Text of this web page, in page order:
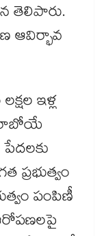
తెలిపారు.
ఆవిర్భావ
ఇళ్ల
రాబోయే
పేదలకు
ప్రభుత్వం
పంపిణీ